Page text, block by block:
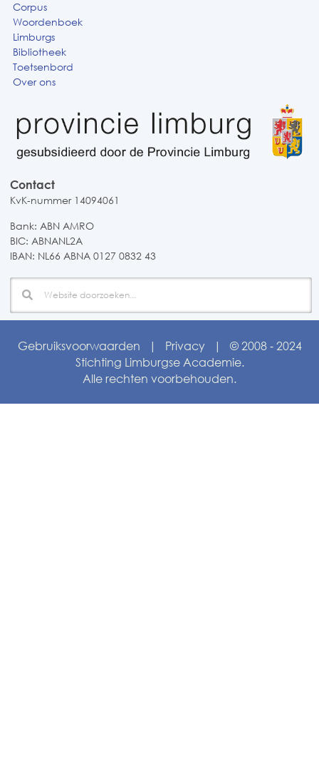
Corpus
Woordenboek
Limburgs
Bibliotheek
Toetsenbord
Over ons
Contact
KvK-nummer 14094061
Bank: ABN AMRO
BIC: ABNANL2A
IBAN: NL66 ABNA 0127 0832 43
Gebruiksvoorwaarden | Privacy| © 2008 ‑ 2024
Stichting Limburgse Academie.
Alle rechten voorbehouden.